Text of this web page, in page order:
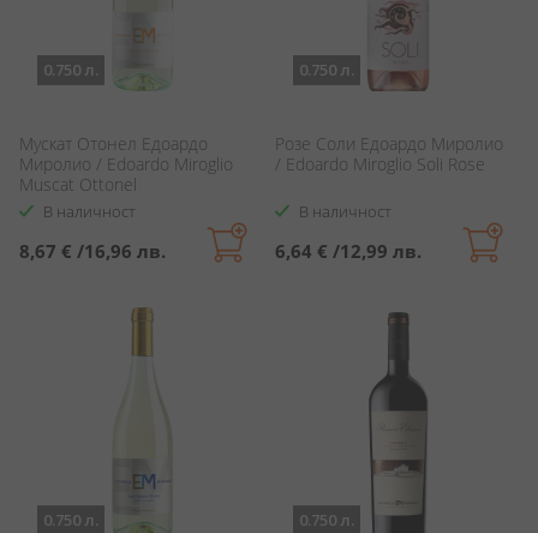
0.750 л.
Мускат Отонел Едоардо
Миролио / Edoardo Miroglio
Muscat Ottonel
В наличност
8,67 € /16,96 лв.
0.750 л.
Розе Соли Едоардо Миролио
/ Edoardo Miroglio Soli Rose
В наличност
6,64 € /12,99 лв.
0.750 л. 0.750 л.